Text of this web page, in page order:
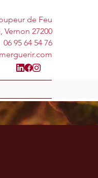
de Feu
27200
06 95 64 54 76